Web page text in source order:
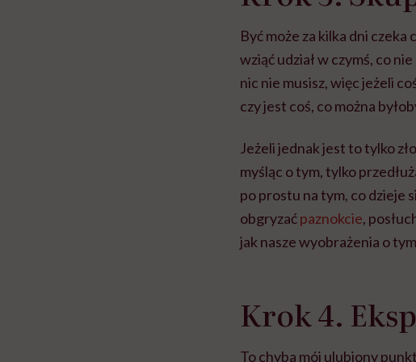
Być może za kilka dni
wziąć udział w czymś, co
nic nie musisz, więc jeżeli
czy jest coś, co można
Jeżeli jednak jest to tylko
myśląc o tym, tylko
po prostu na tym, co dzieje
obgryzaćpaznokcie,
jak nasze wyobrażenia o
Krok 4.
To chyba mój ulubiony